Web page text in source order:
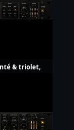
& triolet,